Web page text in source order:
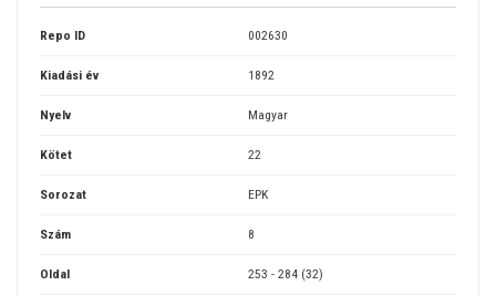
Repo ID 002630
Kiadási év 1892
Nyelv Magyar
Kötet 22
Sorozat EPK
Szám 8
Oldal 253 - 284 (32)